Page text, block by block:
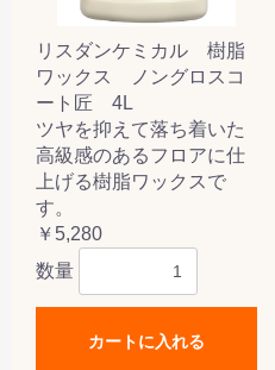
リスダンケミカル 樹脂
ワックス ノングロスコ
ート匠 4L
ツヤを抑えて落ち着いた
高級感のあるフロアに仕
上げる樹脂ワックスで
す。
￥5,280
数量
カートに入れる